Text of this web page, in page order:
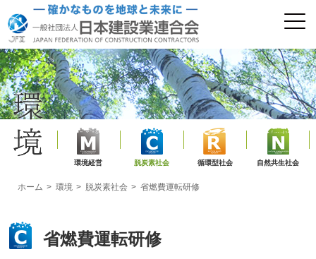
環境経営 脱炭素社会 循環型社会 自然共生社会
ホーム 環境 脱炭素社会 省燃費運転研修
省燃費運転研修